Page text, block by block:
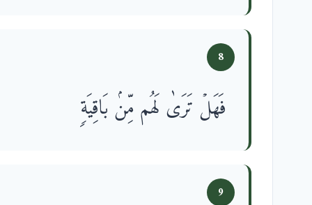
8
فَهَلۡ تَرَىٰ لَهُم مِّنۢ بَاقِیَةࣲ
9